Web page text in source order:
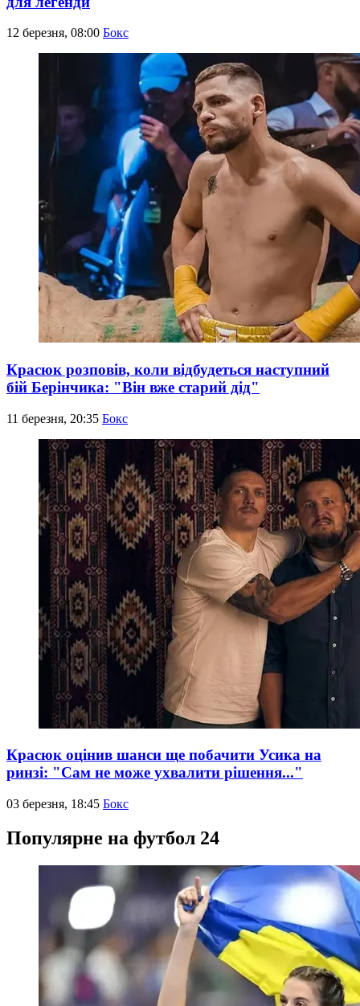
12 березня, 08:00 Бокс
Красюк розповів, коли відбудеться наступний
бій Берінчика: "Він вже старий дід"
11 березня, 20:35 Бокс
Красюк оцінив шанси ще побачити Усика на
ринзі: "Сам не може ухвалити рішення..."
03 березня, 18:45 Бокс
Популярне на футбол 24